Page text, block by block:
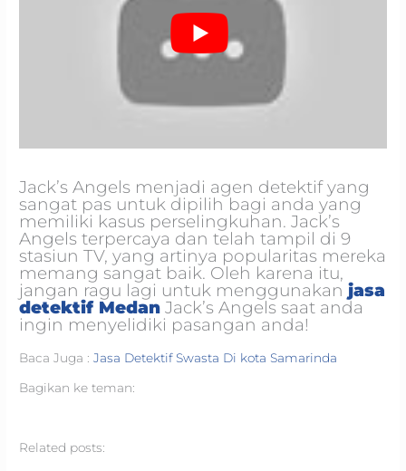
Jack’s Angels menjadi agen detektif yang
sangat pas untuk dipilih bagi anda yang
memiliki kasus perselingkuhan. Jack’s
Angels terpercaya dan telah tampil di 9
stasiun TV, yang artinya popularitas mereka
memang sangat baik. Oleh karena itu,
jangan ragu lagi untuk menggunakanjasa
detektif Medan Jack’s Angels saat anda
ingin menyelidiki pasangan anda!
Baca Juga :Jasa Detektif Swasta Di kota Samarinda
Bagikan ke teman:
Related posts: